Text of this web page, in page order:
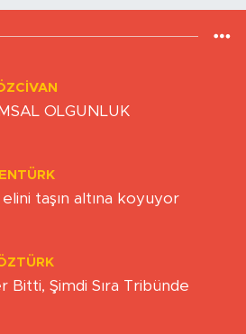
OLGUNLUK
taşın altına koyuyor
Bitti, Şimdi Sıra Tribünde